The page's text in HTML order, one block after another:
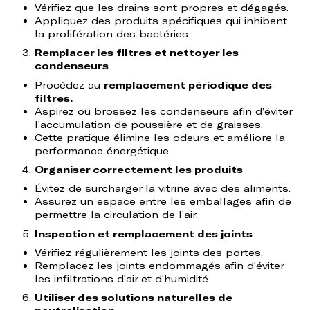
Vérifiez que les drains sont propres et dégagés.
Appliquez des produits spécifiques qui inhibent
la prolifération des bactéries.
Remplacer les filtres et nettoyer les
condenseurs
Procédez au remplacement périodique des
filtres.
Aspirez ou brossez les condenseurs afin d’éviter
l’accumulation de poussière et de graisses.
Cette pratique élimine les odeurs et améliore la
performance énergétique.
Organiser correctement les produits
Évitez de surcharger la vitrine avec des aliments.
Assurez un espace entre les emballages afin de
permettre la circulation de l’air.
Inspection et remplacement des joints
Vérifiez régulièrement les joints des portes.
Remplacez les joints endommagés afin d’éviter
les infiltrations d’air et d’humidité.
Utiliser des solutions naturelles de